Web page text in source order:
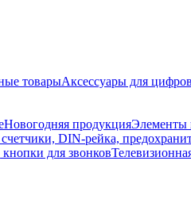
товарыАксессуары для
Новогодняя продукцияЭлементы
DIN-рейка,
для звонков